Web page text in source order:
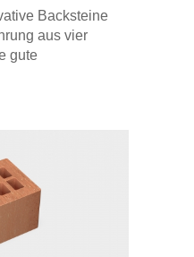
Backsteine
aus vier
gute